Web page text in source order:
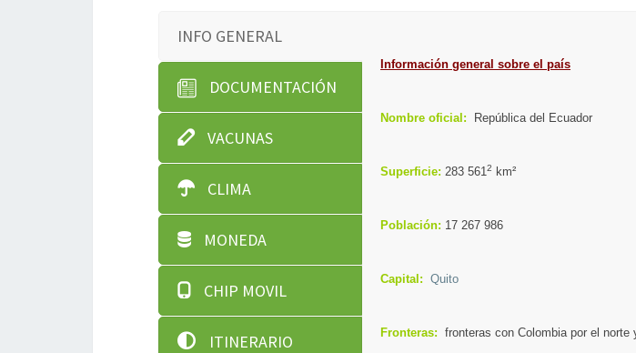
INFO GENERAL
DOCUMENTACIÓN
VACUNAS
CLIMA
MONEDA
CHIP MOVIL
ITINERARIO
nformación general sobre el país
Nombre oficial: República del Ecuador
Superficie: 283 5612 ​ km²
Población: 17 267 986
Capital: Quito
Fronteras: fronteras con Colombia por el norte